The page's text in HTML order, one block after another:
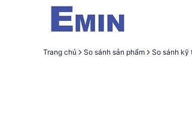
Trang chủ So sánh sản phẩm